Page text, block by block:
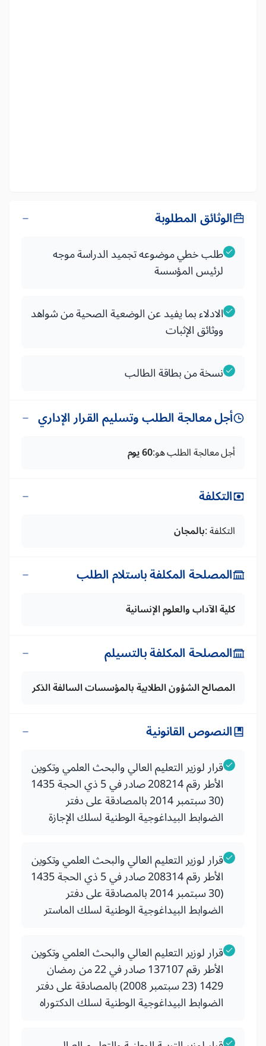
الوثائق المطلوبة
طلب خطي موضوعه تجميد الدراسة موجه
لرئيس المؤسسة
الادلاء بما يفيد عن الوضعية الصحية من شواهد
ووثائق الإثبات
نسخة من بطاقة الطالب
أجل معالجة الطلب وتسليم القرار الإداري
أجل معالجة الطلب هو:60 يوم
التكلفة
التكلفة :بالمجان
المصلحة المكلفة باستلام الطلب
كلية الآداب والعلوم الإنسانية
المصلحة المكلفة بالتسيلم
المصالح الشؤون الطلابية بالمؤسسات السالفة الذكر
النصوص القانونية
قرار لوزير التعليم العالي والبحث العلمي وتكوين
الأطر رقم 208214 صادر في 5 ذي الحجة 1435
(30 سبتمبر 2014 بالمصادقة على دفتر
الضوابط البيداغوجية الوطنية لسلك الإجازة
قرار لوزير التعليم العالي والبحث العلمي وتكوين
الأطر رقم 208314 صادر في 5 ذي الحجة 1435
(30 سبتمبر 2014 بالمصادقة على دفتر
الضوابط البيداغوجية الوطنية لسلك الماستر
قرار لوزير التعليم العالي والبحث العلمي وتكوين
الأطر رقم 137107 صادر في 22 من رمضان
1429 (23 سبتمبر 2008) بالمصادقة على دفتر
الضوابط البيداغوجية الوطنية لسلك الدكتوراه